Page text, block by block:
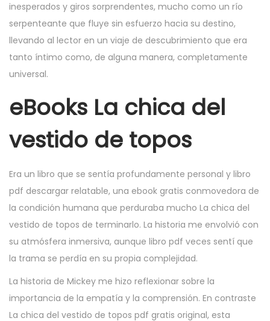
inesperados y giros sorprendentes, mucho como un río
serpenteante que fluye sin esfuerzo hacia su destino,
llevando al lector en un viaje de descubrimiento que era
tanto íntimo como, de alguna manera, completamente
universal.
eBooks La chica del
vestido de topos
Era un libro que se sentía profundamente personal y libro
pdf descargar relatable, una ebook gratis conmovedora de
la condición humana que perduraba mucho La chica del
vestido de topos de terminarlo. La historia me envolvió con
su atmósfera inmersiva, aunque libro pdf veces sentí que
la trama se perdía en su propia complejidad.
La historia de Mickey me hizo reflexionar sobre la
importancia de la empatía y la comprensión. En contraste
La chica del vestido de topos pdf gratis original, esta